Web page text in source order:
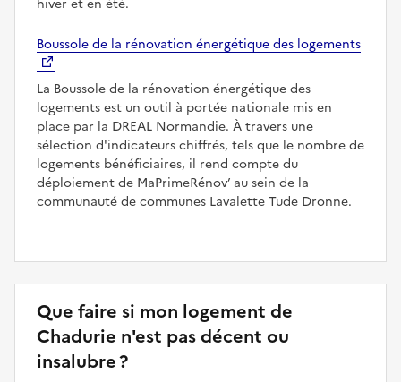
Boussole de la rénovation énergétique des logements
La Boussole de la rénovation énergétique des
logements est un outil à portée nationale mis en
place par la DREAL Normandie. À travers une
sélection d'indicateurs chiffrés, tels que le nombre de
logements bénéficiaires, il rend compte du
déploiement de MaPrimeRénov’ au sein de la
communauté de communes Lavalette Tude Dronne.
Que faire si mon logement de
Chadurie n'est pas décent ou
insalubre ?